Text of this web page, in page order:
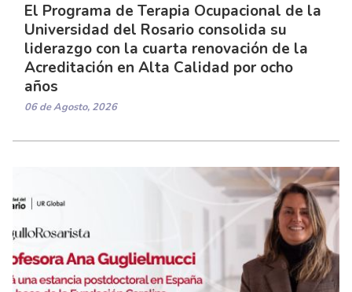
El Programa de Terapia Ocupacional de la
Universidad del Rosario consolida su
liderazgo con la cuarta renovación de la
Acreditación en Alta Calidad por ocho
años
06 de Agosto, 2026